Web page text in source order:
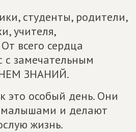
студенты, родители,
учителя,
всего сердца
с замечательным
ЗНАНИЙ.
это особый день. Они
малышами и делают
жизнь.